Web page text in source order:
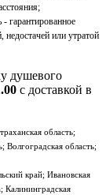
гарантированное
или утратой
душевого
с доставкой в
область;
Волгоградская область;
край; Ивановская
Калининградская